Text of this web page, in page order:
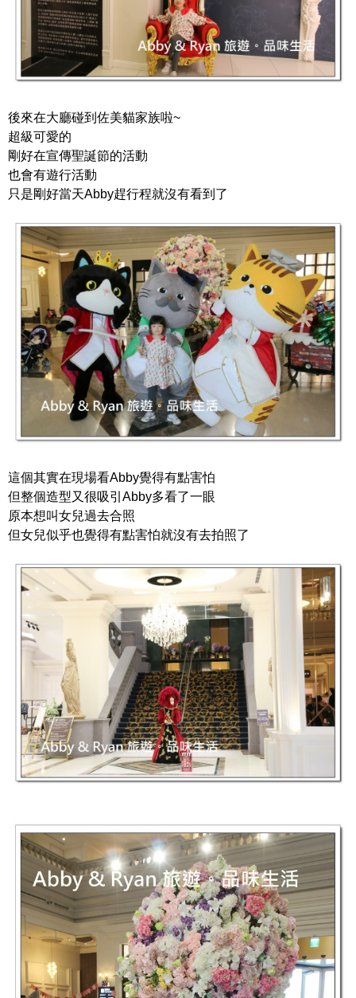
後來在大廳碰到佐美貓家族啦~
超級可愛的
剛好在宣傳聖誕節的活動
也會有遊行活動
只是剛好當天Abby趕行程就沒有看到了
這個其實在現場看Abby覺得有點害怕
但整個造型又很吸引Abby多看了一眼
原本想叫女兒過去合照
但女兒似乎也覺得有點害怕就沒有去拍照了